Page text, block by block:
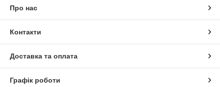
Про нас
Контакти
Доставка та оплата
Графік роботи